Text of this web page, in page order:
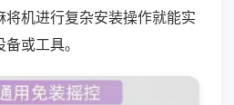
将机进行复杂安装操作就能实
或工具。